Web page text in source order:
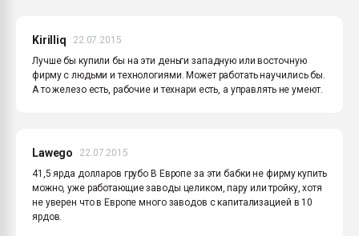
Kirilliq
22.07.2015
Лучше бы купили бы на эти деньги западную или восточную
фирму с людьми и технологиями. Может работать научились бы.
А то железо есть, рабочие и технари есть, а управлять не умеют.
Lawego
22.07.2015
41,5 ярда долларов грубо В Европе за эти бабки не фирму купить
можно, уже работающие заводы целиком, пару или тройку, хотя
не уверен что в Европе много заводов с капитализацией в 10
ярдов.